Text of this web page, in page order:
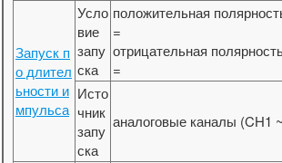
Запуск п
о длител
ьности и
мпульса
Усло
вие
запу
ска
положительная
=
отрицательная
=
Исто
чник
запу
ска
аналоговые каналы (CH1